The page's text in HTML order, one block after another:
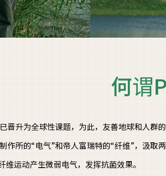
何谓
晋升为全球性课题，为此，友善地球和人群
作所的“电气”和帝人富瑞特的“纤维”，汲取
维运动产生微弱电气，发挥抗菌效果。